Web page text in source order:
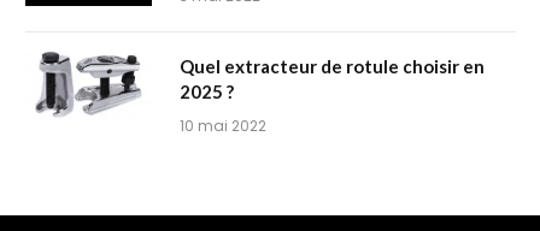
Quel extracteur de rotule choisir en
2025 ?
10 mai 2022